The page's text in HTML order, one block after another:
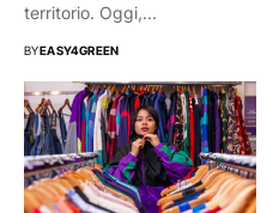
territorio. Oggi,...
BYEASY4GREEN